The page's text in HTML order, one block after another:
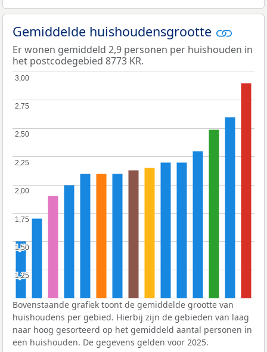
Gemiddelde huishoudensgrootte
Er wonen gemiddeld 2,9 personen per huishouden in
het postcodegebied 8773 KR.
1,25
1,25
1,50
1,50
1,75
1,75
2,00
2,00
2,25
2,25
2,50
2,50
2,75
2,75
3,00
3,00
Bovenstaande grafiek toont de gemiddelde grootte van
huishoudens per gebied. Hierbij zijn de gebieden van laag
naar hoog gesorteerd op het gemiddeld aantal personen in
een huishouden. De gegevens gelden voor 2025.